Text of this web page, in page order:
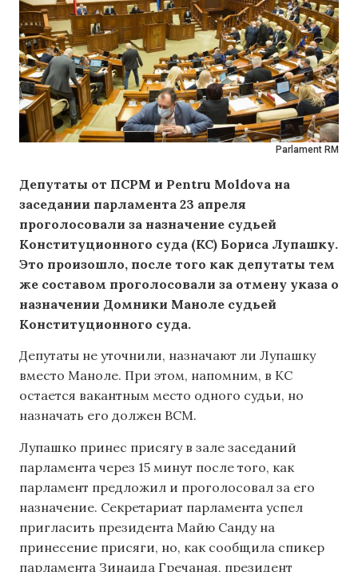
Parlament RM
Депутаты от ПСРМ и Pentru Moldova на
заседании парламента 23 апреля
проголосовали за назначение судьей
Конституционного суда (КС) Бориса Лупашку.
Это произошло, после того как депутаты тем
же составом проголосовали за отмену указа о
назначении Домники Маноле судьей
Конституционного суда.
Депутаты не уточнили, назначают ли Лупашку
вместо Маноле. При этом, напомним, в КС
остается вакантным место одного судьи, но
назначать его должен ВСМ.
Лупашко принес присягу в зале заседаний
парламента через 15 минут после того, как
парламент предложил и проголосовал за его
назначение. Секретариат парламента успел
пригласить президента Майю Санду на
принесение присяги, но, как сообщила спикер
парламента Зинаида Гречаная, президент